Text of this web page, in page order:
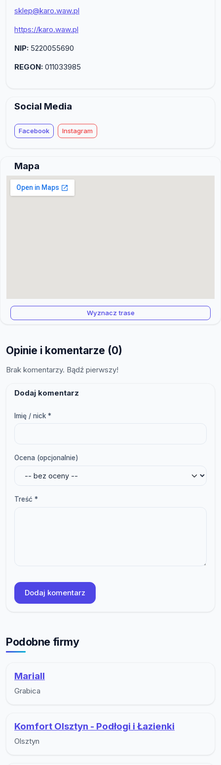
sklep@karo.waw.pl
https://karo.waw.pl
NIP: 5220055690
REGON: 011033985
Social Media
Facebook Instagram
Mapa
Wyznacz trase
Opinie i komentarze (0)
Brak komentarzy. Bądź pierwszy!
Dodaj komentarz
Imię / nick *
Ocena (opcjonalnie)
Treść *
Dodaj komentarz
Podobne firmy
Mariall
Grabica
Komfort Olsztyn - Podłogi i Łazienki
Olsztyn